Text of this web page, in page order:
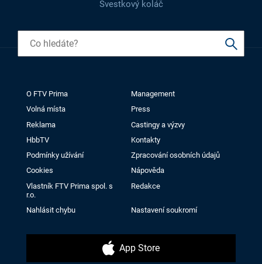
Švestkový koláč
O FTV Prima
Management
Volná místa
Press
Reklama
Castingy a výzvy
HbbTV
Kontakty
Podmínky užívání
Zpracování osobních údajů
Cookies
Nápověda
Vlastník FTV Prima spol. s
r.o.
Redakce
Nahlásit chybu Nastavení soukromí
App Store